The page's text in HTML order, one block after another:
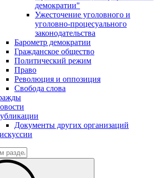
демократии"
Ужесточение уголовного и
уголовно-процесуального
законодательства
Барометр демократии
Гражданское общество
Политический режим
Право
Революция и оппозиция
Свобода слова
Документы других организаций